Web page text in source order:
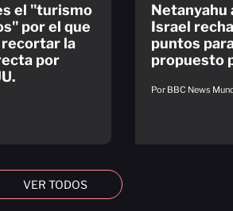
el "turismo
por el que
la
por
Netanyahu
Israel
puntos
propuesto
Por BBC News
VER TODOS